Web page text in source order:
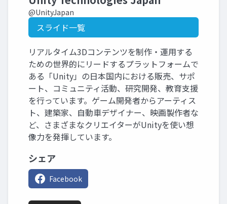
@UnityJapan
スライド一覧
リアルタイム3Dコンテンツを制作・運用する
ための世界的にリードするプラットフォームで
ある「Unity」の日本国内における販売、サポ
ート、コミュニティ活動、研究開発、教育支援
を行っています。ゲーム開発者からアーティス
ト、建築家、自動車デザイナー、映画製作者な
ど、さまざまなクリエイターがUnityを使い想
像力を発揮しています。
シェア
Facebook